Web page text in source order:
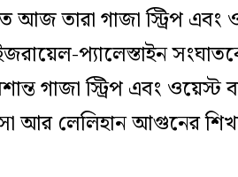
আজ তারা গাজা স্ট্রিপ এবং
প্যালেস্তাইন
গাজা স্ট্রিপ এবং ওয়েস্ট
আর লেলিহান আগুনের